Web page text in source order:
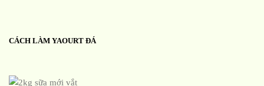
CÁCH LÀM YAOURT ĐÁ